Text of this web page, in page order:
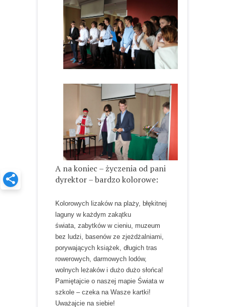
A na koniec – życzenia od pani
dyrektor – bardzo kolorowe:
Kolorowych lizaków na plaży, błękitnej
laguny w każdym zakątku
świata, zabytków w cieniu, muzeum
bez ludzi, basenów ze zjeżdżalniami,
porywających książek, długich tras
rowerowych, darmowych lodów,
wolnych leżaków i dużo dużo słońca!
Pamiętajcie o naszej mapie Świata w
szkole – czeka na Wasze kartki!
Uważajcie na siebie!